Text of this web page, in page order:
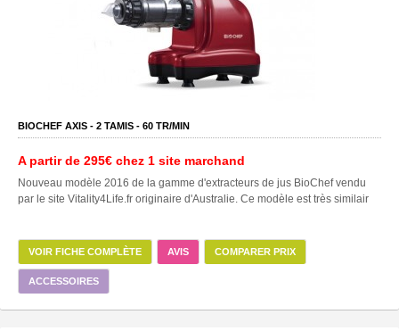
BIOCHEF AXIS - 2 TAMIS - 60 TR/MIN
A partir de 295€ chez 1 site marchand
Nouveau modèle 2016 de la gamme d'extracteurs de jus BioChef vendu
par le site Vitality4Life.fr originaire d'Australie. Ce modèle est très similair
VOIR FICHE COMPLÈTE AVIS COMPARER PRIX
ACCESSOIRES